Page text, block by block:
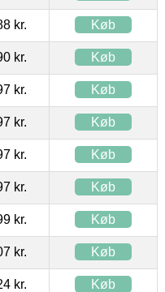
kr. Køb
kr. Køb
kr. Køb
kr. Køb
kr. Køb
kr. Køb
kr. Køb
kr. Køb
kr. Køb